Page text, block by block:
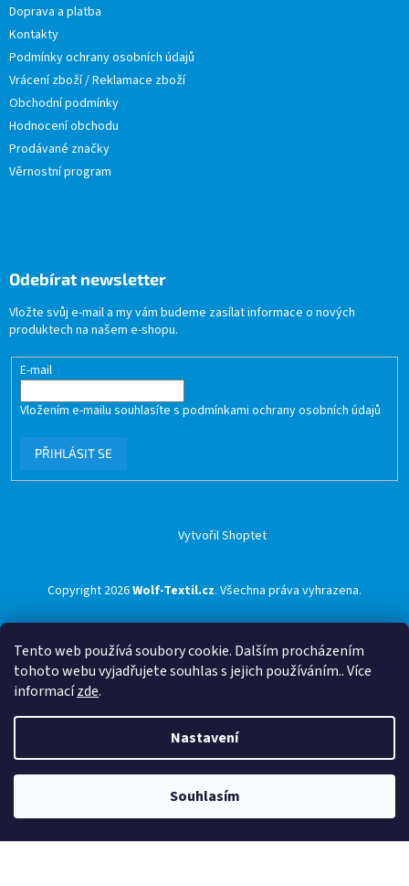
Tento web používá soubory cookie. Dalším procházením
tohoto webu vyjadřujete souhlas s jejich používáním.. Více
informacízde.
Nastavení
Souhlasím
Doprava a platba
Kontakty
Podmínky ochrany osobních údajů
Vrácení zboží / Reklamace zboží
Obchodní podmínky
Hodnocení obchodu
Prodávané značky
Věrnostní program
Odebírat newsletter
Vložte svůj e-mail a my vám budeme zasílat informace o nových
produktech na našem e-shopu.
E-mail
Vložením e-mailu souhlasíte s podmínkami ochrany osobních údajů
PŘIHLÁSIT SE
Vytvořil Shoptet
Copyright 2026Wolf-Textil.cz. Všechna práva vyhrazena.